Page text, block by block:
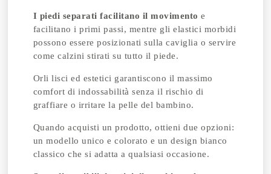
I piedi separati facilitano il movimentoe
facilitano i primi passi, mentre gli elastici morbidi
possono essere posizionati sulla caviglia o servire
come calzini stirati su tutto il piede.
Orli lisci ed estetici garantiscono il massimo
comfort di indossabilità senza il rischio di
graffiare o irritare la pelle del bambino.
Quando acquisti un prodotto, ottieni due opzioni:
un modello unico e colorato e un design bianco
classico che si adatta a qualsiasi occasione.